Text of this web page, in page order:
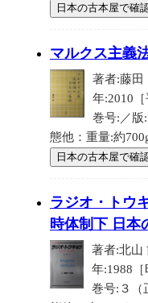
日本の古本屋で確
マルクス主義
著者:藤田
年:2010
巻号:／版
態他：重量:約
日本の古本屋で確
ラジオ・トウ
時体制下 日本
著者:北山
年:1988
巻号:３（